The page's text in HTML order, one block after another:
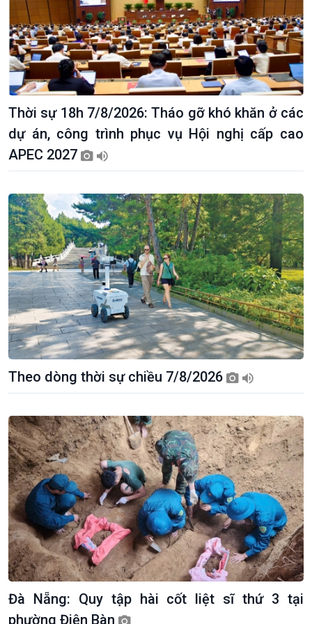
Kinh tế
Tin Kinh tế
Trước giờ mở cửa
Dòng chảy Kinh tế
Sức sống hàng Việt
Khởi nghiệp
Nông nghiệp & Biển đảo
Tin Nông nghiệp & Biển
đảo
Mùa vàng
Biển đảo Việt Nam
Tâm tình biên giới và hải
Thời sự 18h 7/8/2026: Tháo gỡ khó khăn ở các
dự án, công trình phục vụ Hội nghị cấp cao
APEC 2027
Theo dòng thời sự chiều 7/8/2026
Đà Nẵng: Quy tập hài cốt liệt sĩ thứ 3 tại
phường Điện Bàn